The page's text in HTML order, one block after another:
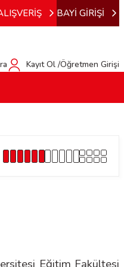
BAYİ GİRİŞİ
Kayıt Ol /Öğretmen Girişi